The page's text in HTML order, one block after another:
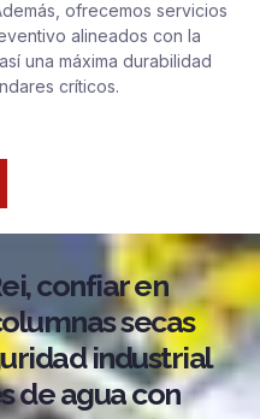
ofrecemos servicios
alineados con la
una máxima durabilidad
críticos.
confiar en
secas
industrial
de agua con